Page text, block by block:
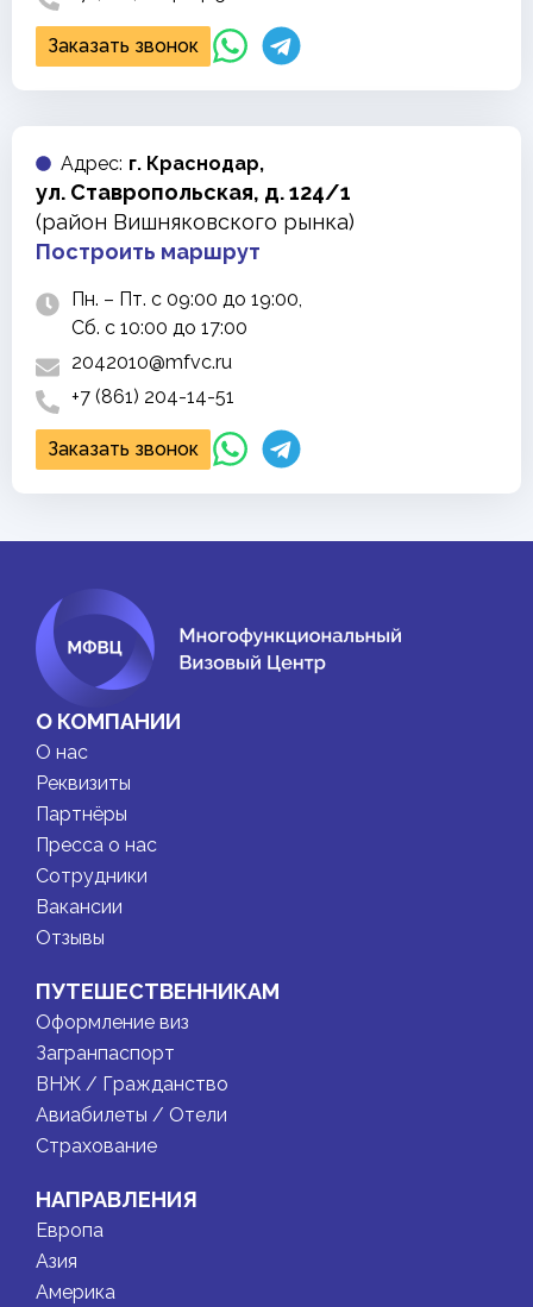
Заказать звонок
Адреc: г. Краснодар,
ул. Ставропольская, д. 124/1
(район Вишняковского рынка)
Построить маршрут
Пн. – Пт. с 09:00 до 19:00,
Сб. с 10:00 до 17:00
2042010@mfvc.ru
+7 (861) 204-14-51
Заказать звонок
О КОМПАНИИ
О нас
Реквизиты
Партнёры
Пресса о нас
Сотрудники
Вакансии
Отзывы
ПУТЕШЕСТВЕННИКАМ
Оформление виз
Загранпаспорт
ВНЖ / Гражданство
Авиабилеты / Отели
Страхование
НАПРАВЛЕНИЯ
Европа
Азия
Америка